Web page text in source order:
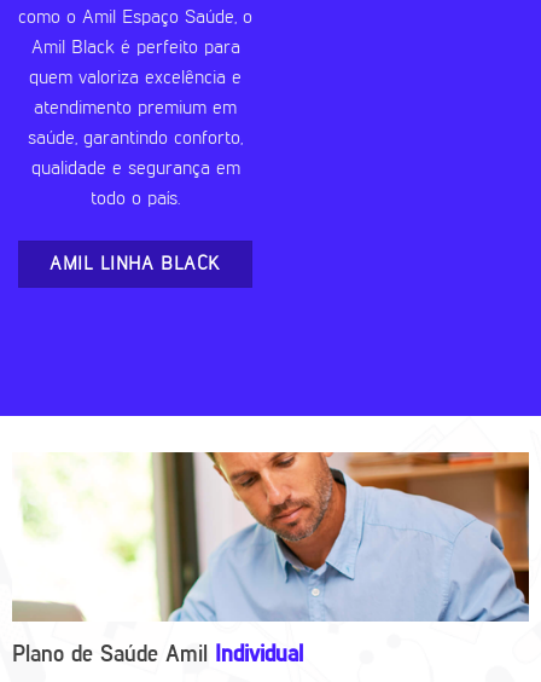
como o Amil Espaço Saúde, o
Amil Black é perfeito para
quem valoriza excelência e
atendimento premium em
saúde, garantindo conforto,
qualidade e segurança em
todo o país.
AMIL LINHA BLACK
Plano de Saúde Amil Individual